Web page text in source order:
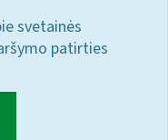
svetainės
patirties